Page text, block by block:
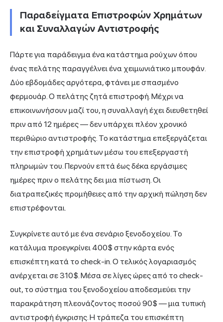
Παραδείγματα Επιστροφών Χρημάτων
και Συναλλαγών Αντιστροφής
Πάρτε για παράδειγμα ένα κατάστημα ρούχων όπου
ένας πελάτης παραγγέλνει ένα χειμωνιάτικο μπουφάν.
Δύο εβδομάδες αργότερα, φτάνει με σπασμένο
φερμουάρ. Ο πελάτης ζητά επιστροφή. Μέχρι να
επικοινωνήσουν μαζί του, η συναλλαγή έχει διευθετηθεί
πριν από 12 ημέρες — δεν υπάρχει πλέον χρονικό
περιθώριο αντιστροφής. Το κατάστημα επεξεργάζεται
την επιστροφή χρημάτων μέσω του επεξεργαστή
πληρωμών του. Περνούν επτά έως δέκα εργάσιμες
ημέρες πριν ο πελάτης δει μια πίστωση. Οι
διατραπεζικές προμήθειες από την αρχική πώληση δεν
επιστρέφονται.
Συγκρίνετε αυτό με ένα σενάριο ξενοδοχείου. Το
κατάλυμα προεγκρίνει 400$ στην κάρτα ενός
επισκέπτη κατά το check-in. Ο τελικός λογαριασμός
ανέρχεται σε 310$. Μέσα σε λίγες ώρες από το check-
out, το σύστημα του ξενοδοχείου αποδεσμεύει την
παρακράτηση πλεονάζοντος ποσού 90$ — μια τυπική
αντιστροφή έγκρισης. Η τράπεζα του επισκέπτη